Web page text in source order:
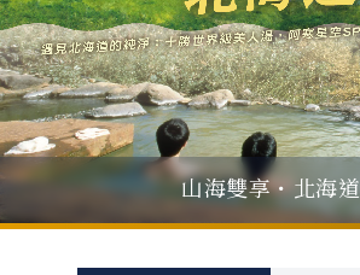
父親節．限時特別企劃
一人旅行Solo Travel山海雙享・北海道